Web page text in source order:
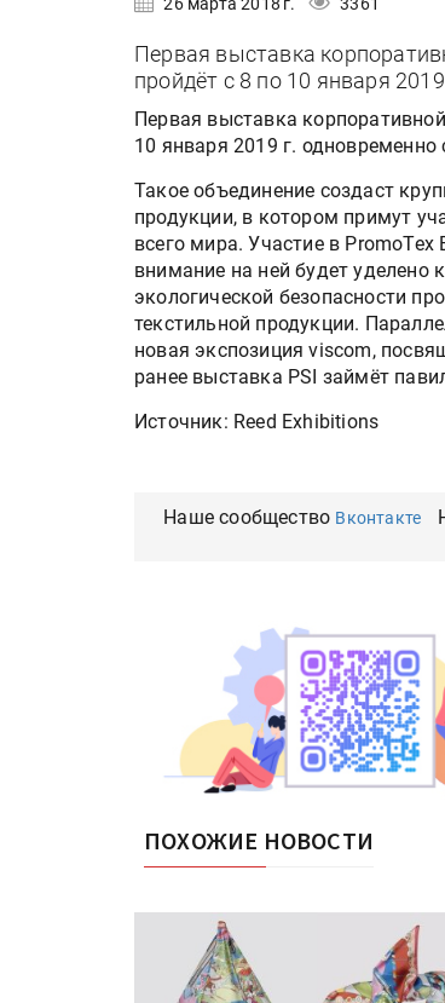
Первая выставка
пройдёт с 8 по 10 января
Первая выставка
10 января 2019 г.
Такое объединение создаст
продукции, в котором примут
всего мира. Участие в
внимание на ней будет уделено
экологической безопасности
текстильной продукции.
новая экспозиция viscom,
ранее выставка PSI займёт
Источник: Reed Exhibitions
Наше сообщество Вконтакте
ПОХОЖИЕ НОВОСТИ